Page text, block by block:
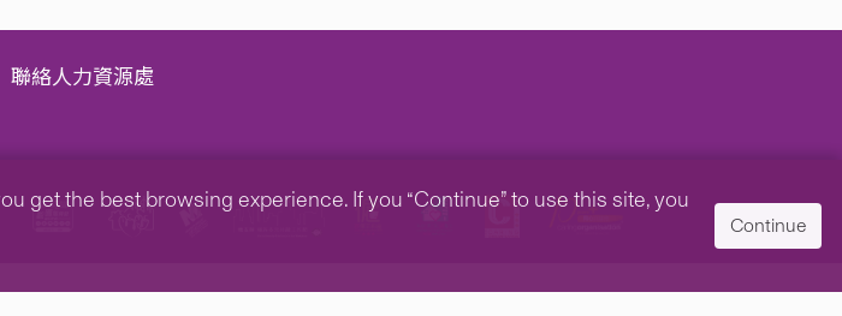
聯絡人力資源處
get the best browsing experience. If you “Continue” to use this site, you
Continue